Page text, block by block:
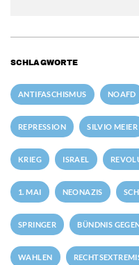
SCHLAGWORTE
ANTIFASCHISMUS NOAFD
REPRESSION SILVIO MEIER
KRIEG ISRAEL
1. MAI NEONAZIS
SPRINGER BÜNDNIS
WAHLEN